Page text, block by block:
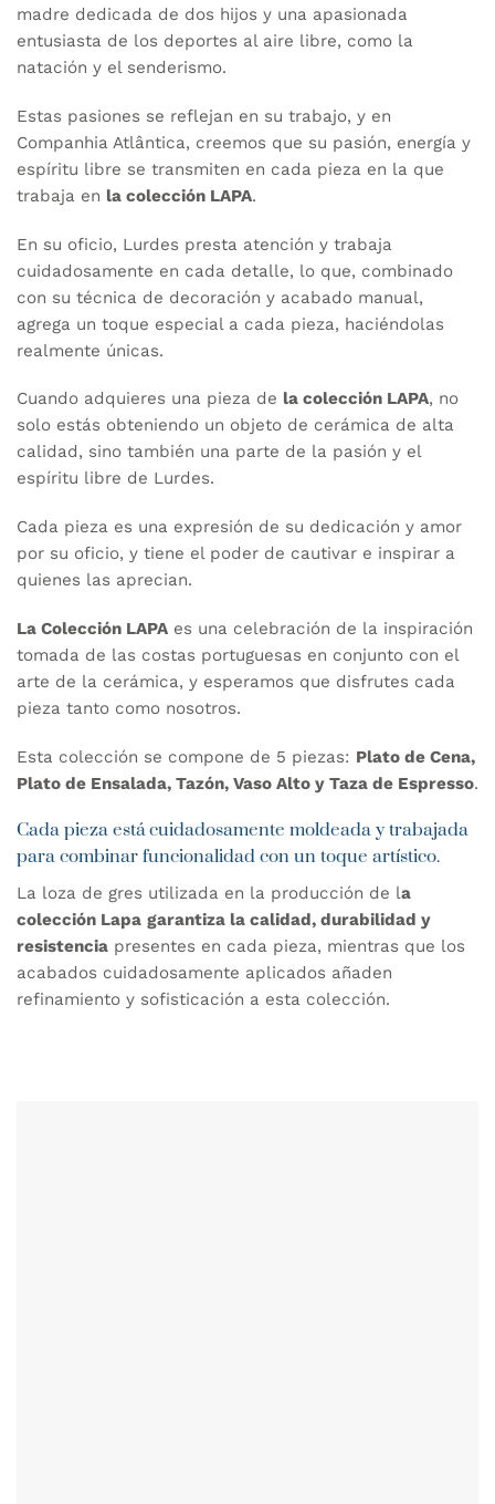
madre dedicada de dos hijos y una apasionada
entusiasta de los deportes al aire libre, como la
natación y el senderismo.
Estas pasiones se reflejan en su trabajo, y en
Companhia Atlântica, creemos que su pasión, energía y
espíritu libre se transmiten en cada pieza en la que
trabaja en la colección LAPA.
En su oficio, Lurdes presta atención y trabaja
cuidadosamente en cada detalle, lo que, combinado
con su técnica de decoración y acabado manual,
agrega un toque especial a cada pieza, haciéndolas
realmente únicas.
Cuando adquieres una pieza de la colección LAPA, no
solo estás obteniendo un objeto de cerámica de alta
calidad, sino también una parte de la pasión y el
espíritu libre de Lurdes.
Cada pieza es una expresión de su dedicación y amor
por su oficio, y tiene el poder de cautivar e inspirar a
quienes las aprecian.
La Colección LAPA es una celebración de la inspiración
tomada de las costas portuguesas en conjunto con el
arte de la cerámica, y esperamos que disfrutes cada
pieza tanto como nosotros.
Esta colección se compone de 5 piezas: Plato de Cena,
Plato de Ensalada, Tazón, Vaso Alto y Taza de Espresso.
Cada pieza está cuidadosamente moldeada y trabajada
para combinar funcionalidad con un toque artístico.
La loza de gres utilizada en la producción de la
colección Lapa garantiza la calidad, durabilidad y
resistencia presentes en cada pieza, mientras que los
acabados cuidadosamente aplicados añaden
refinamiento y sofisticación a esta colección.